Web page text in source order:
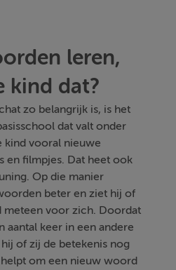
leren,
kind dat?
zo belangrijk is, is het
dat valt onder
kind vooral nieuwe
en filmpjes. Dat heet ook
Op die manier
beter en ziet hij of
voor zich. Doordat
aantal keer in een andere
of zij de betekenis nog
om een nieuw woord